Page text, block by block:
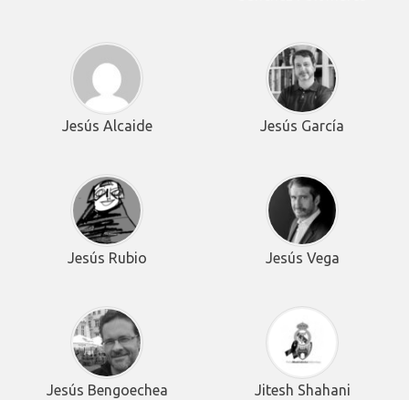
Jesús Alcaide Jesús García
Jesús Rubio Jesús Vega
Jesús Bengoechea Jitesh Shahani